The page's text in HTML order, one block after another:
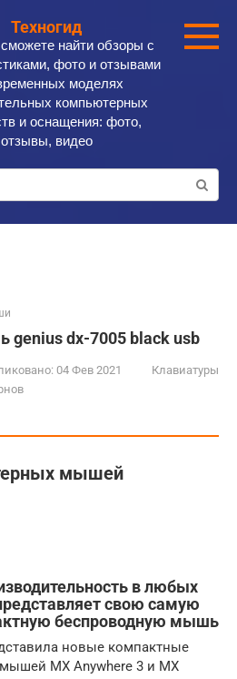
Техногид
найти обзоры с
фото и отзывами
моделях
компьютерных
и оснащения: фото,
отзывы, видео
genius dx-7005 black usb
04 Фев 2021
Клавиатуры
мышей
в любых
свою самую
беспроводную мышь
новые компактные
MX Anywhere 3 и MX